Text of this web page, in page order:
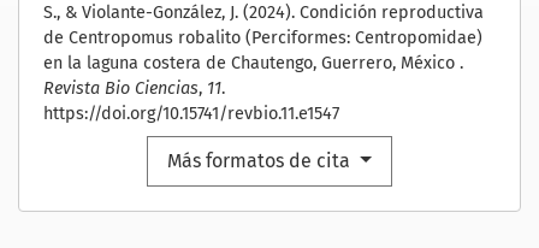
S., & Violante-González, J. (2024). Condición reproductiva
de Centropomus robalito (Perciformes: Centropomidae)
en la laguna costera de Chautengo, Guerrero, México .
Revista Bio Ciencias, 11.
https://doi.org/10.15741/revbio.11.e1547
Más formatos de cita